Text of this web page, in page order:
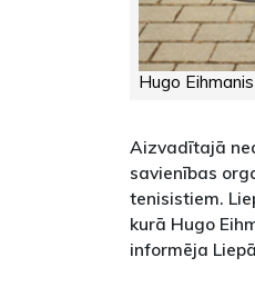
Hugo
Aizvadītajā
savienības
tenisistiem.
kurā Hugo
informēja